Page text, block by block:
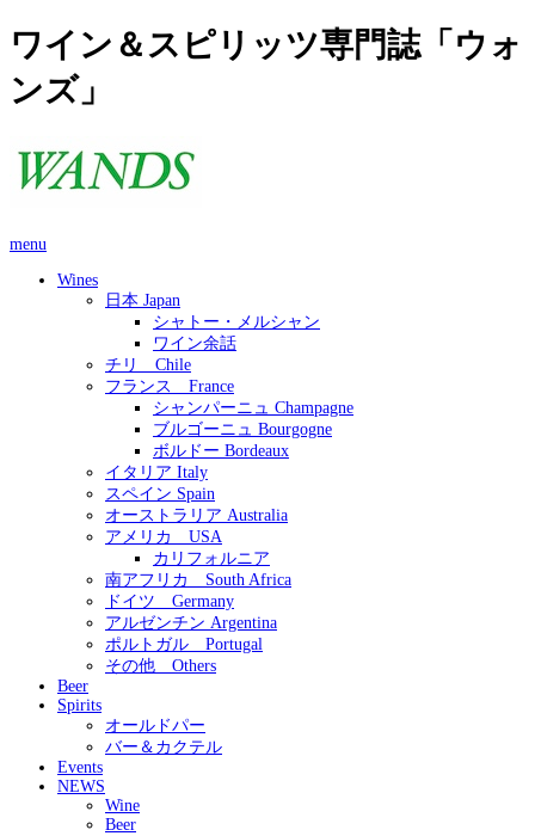
ワイン＆スピリッツ専門誌「ウォ
ンズ」
menu
Wines
日本 Japan
シャトー・メルシャン
ワイン余話
チリ Chile
フランス France
シャンパーニュ Champagne
ブルゴーニュ Bourgogne
ボルドー Bordeaux
イタリア Italy
スペイン Spain
オーストラリア Australia
アメリカ USA
カリフォルニア
南アフリカ South Africa
ドイツ Germany
アルゼンチン Argentina
ポルトガル Portugal
その他 Others
Beer
Spirits
オールドパー
バー＆カクテル
Events
NEWS
Wine
Beer